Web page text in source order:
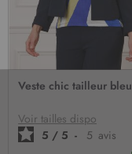
Veste chic tailleur bleu
Voir tailles dispo
5 / 5 - 5 avis